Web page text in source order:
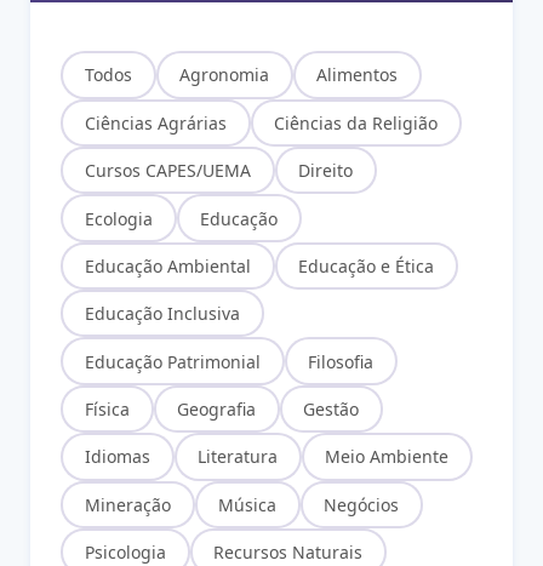
Todos Agronomia Alimentos
Ciências Agrárias Ciências da Religião
Cursos CAPES/UEMA Direito
Ecologia Educação
Educação Ambiental Educação e Ética
Educação Inclusiva
Educação Patrimonial Filosofia
Física Geografia Gestão
Idiomas Literatura Meio Ambiente
Mineração Música Negócios
Psicologia Recursos Naturais